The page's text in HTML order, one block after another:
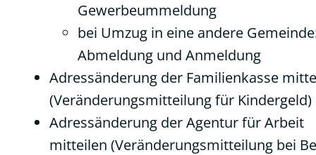
Gewerbeummeldung
bei Umzug in eine andere
Abmeldung und Anmeldung
Adressänderung der Familienkasse
(Veränderungsmitteilung für Kindergeld)
Adressänderung der Agentur für Arbeit
mitteilen (Veränderungsmitteilung bei